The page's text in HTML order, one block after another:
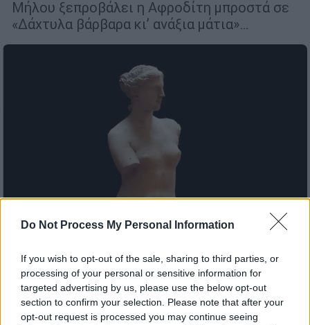
Do Not Process My Personal Information
If you wish to opt-out of the sale, sharing to third parties, or
processing of your personal or sensitive information for
targeted advertising by us, please use the below opt-out
section to confirm your selection. Please note that after your
opt-out request is processed you may continue seeing
Μήλου ξεπροβάλει η Αφροδίτη μπροστά σε
«Δάχτυλα βάρβαρα κι’ ανάξια μάτια»…